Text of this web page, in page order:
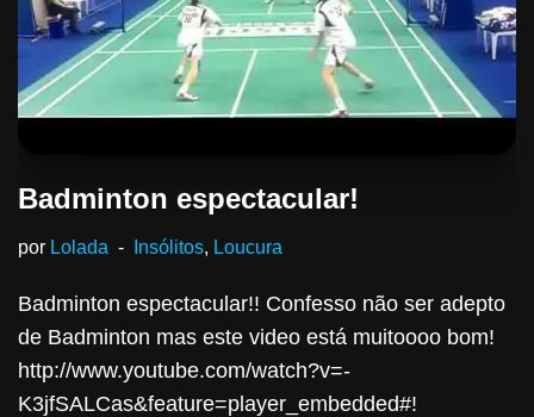
Badminton espectacular!
por Lolada Insólitos, Loucura
Badminton espectacular!! Confesso não ser adepto
de Badminton mas este video está muitoooo bom!
http://www.youtube.com/watch?v=-
K3jfSALCas&feature=player_embedded#!